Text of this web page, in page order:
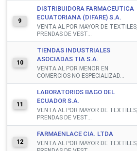
9
DISTRIBUIDORA FARMACEUTICA
ECUATORIANA (DIFARE) S.A.
VENTA AL POR MAYOR DE TEXTILES,
PRENDAS DE VEST...
10
TIENDAS INDUSTRIALES
ASOCIADAS TIA S.A.
VENTA AL POR MENOR EN
COMERCIOS NO ESPECIALIZAD...
11
LABORATORIOS BAGO DEL
ECUADOR S.A.
VENTA AL POR MAYOR DE TEXTILES,
PRENDAS DE VEST...
12
FARMAENLACE CIA. LTDA
VENTA AL POR MAYOR DE TEXTILES,